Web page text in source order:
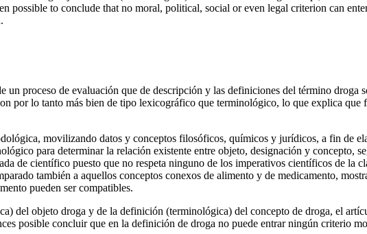
possible to conclude that no moral, political, social or even legal criterion can
un proceso de evaluación que de descripción y las definiciones del término
por lo tanto más bien de tipo lexicográfico que terminológico, lo que explica
movilizando datos y conceptos filosóficos, químicos y jurídicos, a fin de
para determinar la relación existente entre objeto, designación y concepto,
de científico puesto que no respeta ninguno de los imperativos científicos de la
también a aquellos conceptos conexos de alimento y de medicamento,
pueden ser compatibles.
del objeto droga y de la definición (terminológica) del concepto de droga, el
posible concluir que en la definición de droga no puede entrar ningún criterio